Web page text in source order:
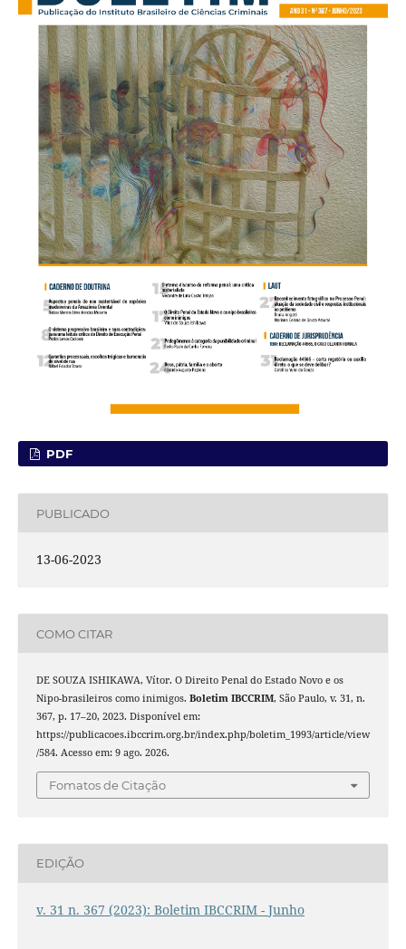
PDF
PUBLICADO
13-06-2023
COMO CITAR
DE SOUZA ISHIKAWA, Vítor. O Direito Penal do Estado Novo e os
Nipo-brasileiros como inimigos. Boletim IBCCRIM, São Paulo, v. 31, n.
367, p. 17–20, 2023. Disponível em:
https://publicacoes.ibccrim.org.br/index.php/boletim_1993/article/view
/584. Acesso em: 9 ago. 2026.
Fomatos de Citação
EDIÇÃO
v. 31 n. 367 (2023): Boletim IBCCRIM - Junho